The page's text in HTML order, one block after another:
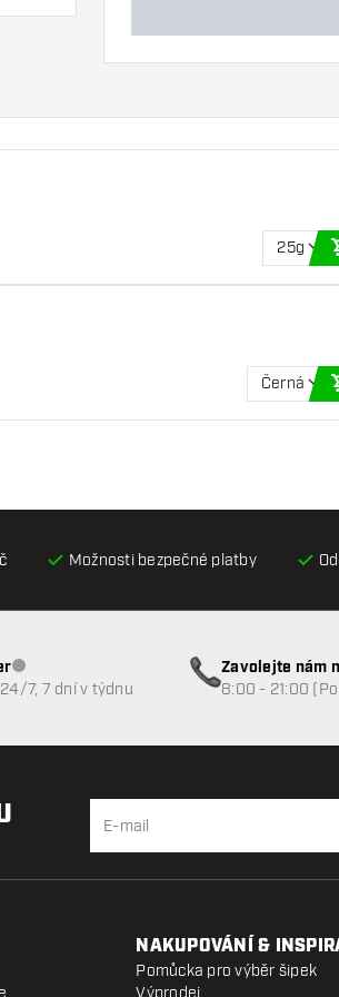
25g
Černá
Možnosti bezpečné platby
Zákaznický servis nedostupný
7, 7 dní v týdnu
Zavolejte nám
8:00 - 21:00
NAKUPOVÁNÍ &
Pomůcka pro výběr šipek
Výprodej